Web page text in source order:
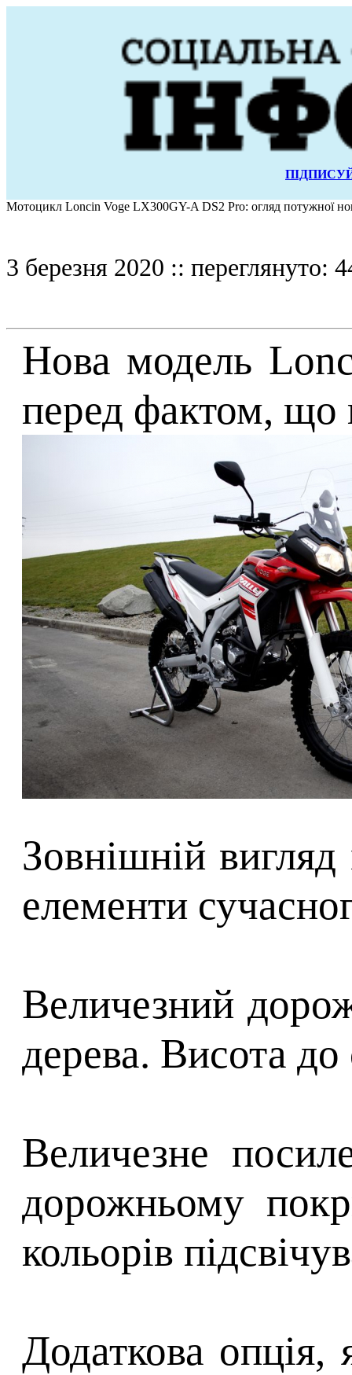
Мотоцикл Loncin Voge LX300GY-A DS2 Pro: огляд потужної
3 березня 2020 :: переглянуто:
Нова модель
перед фактом, що
Зовнішній
елементи
Величезний
дерева. Висота
Величезне
дорожньому
кольорів
Додаткова опція,